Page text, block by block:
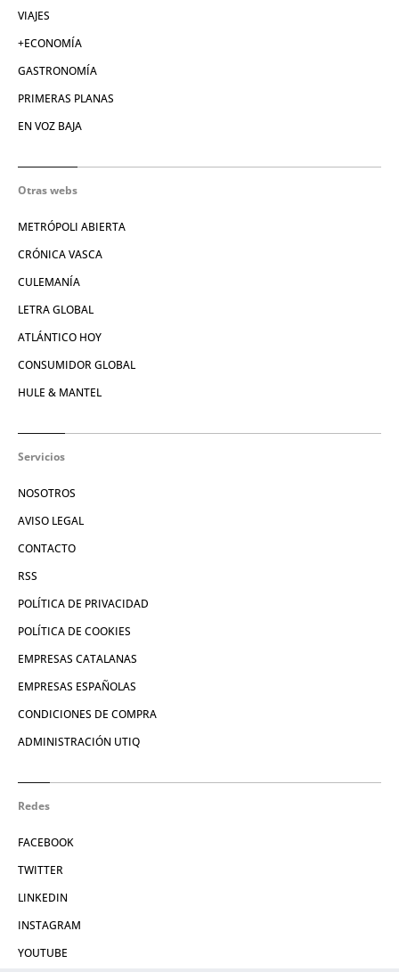
VIAJES
+ECONOMÍA
GASTRONOMÍA
PRIMERAS PLANAS
EN VOZ BAJA
Otras webs
METRÓPOLI ABIERTA
CRÓNICA VASCA
CULEMANÍA
LETRA GLOBAL
ATLÁNTICO HOY
CONSUMIDOR GLOBAL
HULE & MANTEL
Servicios
NOSOTROS
AVISO LEGAL
CONTACTO
RSS
POLÍTICA DE PRIVACIDAD
POLÍTICA DE COOKIES
EMPRESAS CATALANAS
EMPRESAS ESPAÑOLAS
CONDICIONES DE COMPRA
ADMINISTRACIÓN UTIQ
Redes
FACEBOOK
TWITTER
LINKEDIN
INSTAGRAM
YOUTUBE